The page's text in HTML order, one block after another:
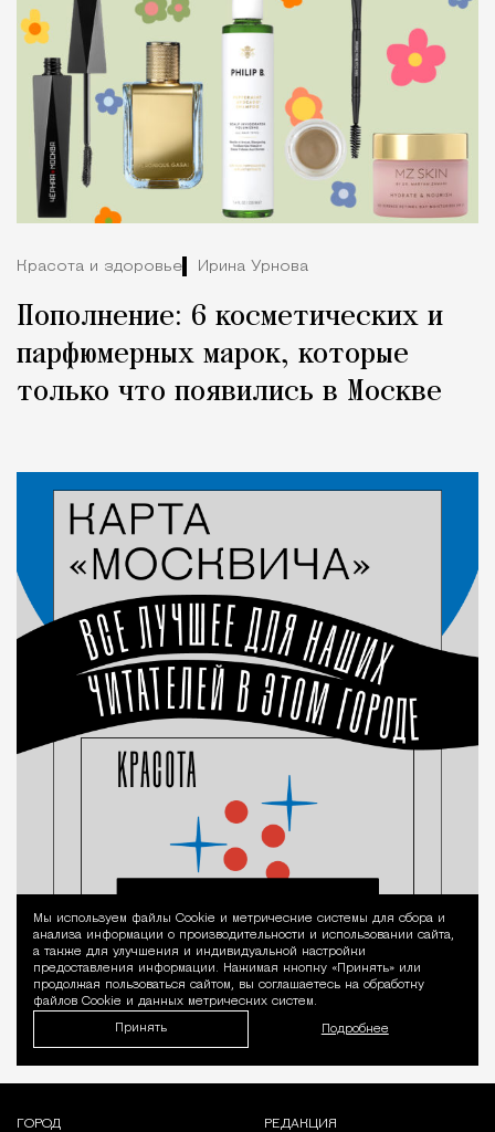
Красота и здоровье Ирина Урнова
Пополнение: 6 косметических и
парфюмерных марок, которые
только что появились в Москве
Уведомление
Мы используем файлы Сookie и метрические системы для сбора и
анализа информации о производительности и использовании сайта,
а также для улучшения и индивидуальной настройки
предоставления информации. Нажимая кнопку «Принять» или
продолжая пользоваться сайтом, вы соглашаетесь на обработку
файлов Cookie и данных метрических систем.
Принять Подробнее
ГОРОД РЕДАКЦИЯ